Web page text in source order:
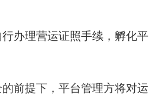
办理营运证照手续，孵化平
前提下，平台管理方将对运